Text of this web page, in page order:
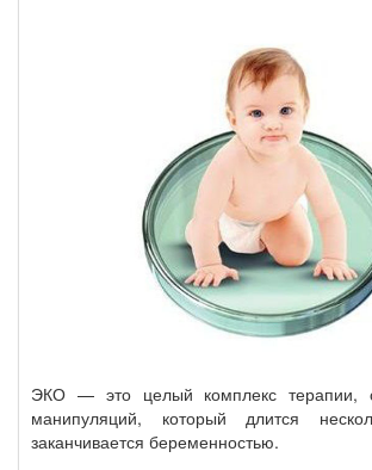
ЭКО — это целый комплекс терапии,
манипуляций, который длится
заканчивается беременностью.